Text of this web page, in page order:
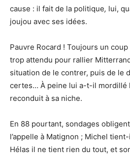
cause : il fait de la politique, lui,
joujou avec ses idées.
Pauvre Rocard ! Toujours un
trop attendu pour rallier
situation de le contrer, puis de le
certes… À peine lui a-t-il mordillé
reconduit à sa niche.
En 88 pourtant, sondages
l’appelle à Matignon ; Michel
Hélas il ne tient rien du tout, et